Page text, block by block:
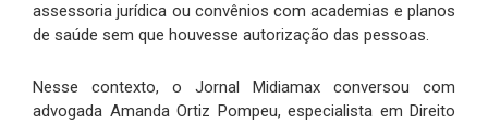
assessoria jurídica ou convênios com academias e planos
de saúde sem que houvesse autorização das pessoas.
Nesse contexto, o Jornal Midiamax conversou com
advogada Amanda Ortiz Pompeu, especialista em Direito